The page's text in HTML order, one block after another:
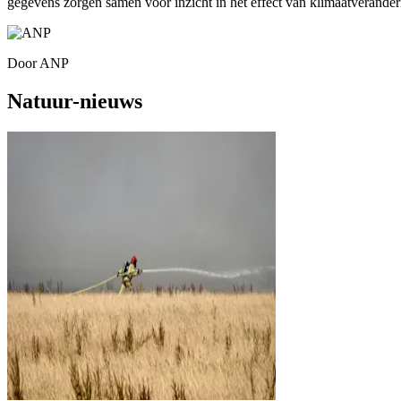
DoorANP
Natuur-nieuws